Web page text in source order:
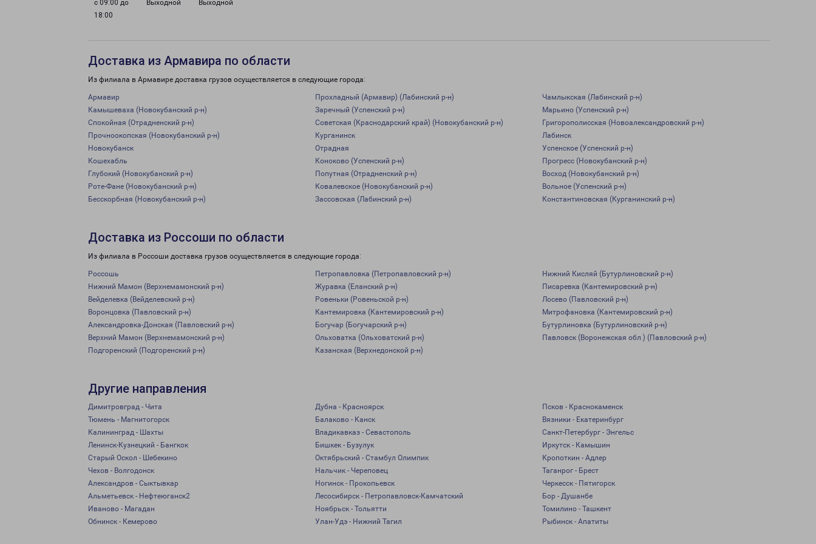
с 09:00 до
18:00
Выходной Выходной
Доставка из Армавира по области
Из филиала в Армавире доставка грузов осуществляется в следующие города:
Армавир Прохладный (Армавир) (Лабинский р-н)
Чамлыкская (Лабинский р-н)
Камышеваха (Новокубанский р-н)
Заречный (Успенский р-н)
Марьино (Успенский р-н)
Спокойная (Отрадненский р-н)
Советская (Краснодарский край) (Новокубанский р-н)
Григорополисская (Новоалександровский р-н)
Прочноокопская (Новокубанский р-н)
Курганинск
Лабинск
Новокубанск
Отрадная
Успенское (Успенский р-н)
Кошехабль
Коноково (Успенский р-н)
Прогресс (Новокубанский р-н)
Глубокий (Новокубанский р-н)
Попутная (Отрадненский р-н)
Восход (Новокубанский р-н)
Роте-Фане (Новокубанский р-н)
Ковалевское (Новокубанский р-н)
Вольное (Успенский р-н)
Бесскорбная (Новокубанский р-н)
Зассовская (Лабинский р-н) Константиновская (Курганинский р-н)
Доставка из Россоши по области
Из филиала в Россоши доставка грузов осуществляется в следующие города:
Россошь Петропавловка (Петропавловский р-н)
Нижний Кисляй (Бутурлиновский р-н)
Нижний Мамон (Верхнемамонский р-н)
Журавка (Еланский р-н)
Писаревка (Кантемировский р-н)
Вейделевка (Вейделевский р-н)
Ровеньки (Ровеньской р-н)
Лосево (Павловский р-н)
Воронцовка (Павловский р-н)
Кантемировка (Кантемировский р-н)
Митрофановка (Кантемировский р-н)
Александровка-Донская (Павловский р-н)
Богучар (Богучарский р-н)
Бутурлиновка (Бутурлиновский р-н)
Верхний Мамон (Верхнемамонский р-н)
Ольховатка (Ольховатский р-н)
Павловск (Воронежская обл.) (Павловский р-н)
Подгоренский (Подгоренский р-н)
Казанская (Верхнедонской р-н)
Другие направления
Димитровград - Чита Дубна - Красноярск
Псков - Краснокаменск
Тюмень - Магнитогорск
Балаково - Канск
Вязники - Екатеринбург
Калининград - Шахты
Владикавказ - Севастополь
Санкт-Петербург - Энгельс
Ленинск-Кузнецкий - Бангкок
Бишкек - Бузулук
Иркутск - Камышин
Старый Оскол - Шебекино
Октябрьский - Стамбул Олимпик
Кропоткин - Адлер
Чехов - Волгодонск
Нальчик - Череповец
Таганрог - Брест
Александров - Сыктывкар
Ногинск - Прокопьевск
Черкесск - Пятигорск
Альметьевск - Нефтеюганск2
Лесосибирск - Петропавловск-Камчатский
Бор - Душанбе
Иваново - Магадан
Ноябрьск - Тольятти
Томилино - Ташкент
Обнинск - Кемерово
Улан-Удэ - Нижний Тагил Рыбинск - Апатиты